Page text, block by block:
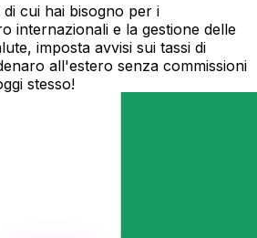
cui hai bisogno per i
internazionali e la gestione delle
imposta avvisi sui tassi di
all'estero senza commissioni
stesso!